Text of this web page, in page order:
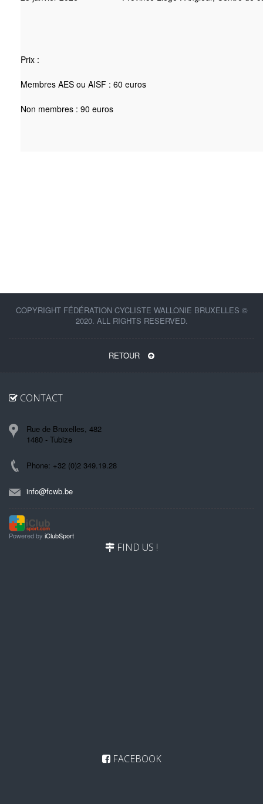
Prix :
Membres AES ou AISF : 60 euros
Non membres : 90 euros
COPYRIGHT FÉDÉRATION CYCLISTE WALLONIE BRUXELLES ©
2020. ALL RIGHTS RESERVED.
RETOUR
CONTACT
Rue de Bruxelles, 482
1480 - Tubize
Phone: +32 (0)2 349.19.28
info@fcwb.be
Powered by iClubSport
FIND US !
FACEBOOK